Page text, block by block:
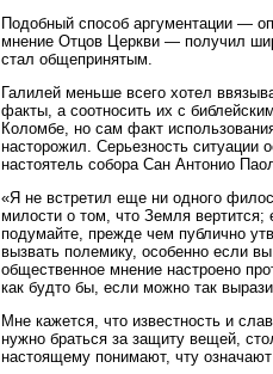
Подобный способ аргументации —
мнение Отцов Церкви — получил
стал общепринятым.
Галилей меньше всего хотел
факты, а соотносить их с
Коломбе, но сам факт
насторожил. Серьезность ситуации
настоятель собора Сан Антонио
«Я не встретил еще ни одного
милости о том, что Земля
подумайте, прежде чем публично
вызвать полемику, особенно если
общественное мнение настроено
как будто бы, если можно так
Мне кажется, что известность и
нужно браться за защиту вещей,
настоящему понимают, чту